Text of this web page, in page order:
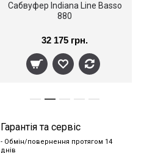
Сабвуфер Indiana Line Basso
880
32 175 грн.
Гарантія та сервіс
- Обмін/повернення протягом 14
днів